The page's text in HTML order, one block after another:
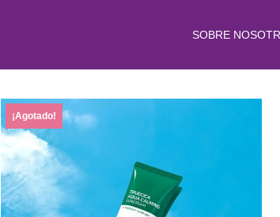
SOBRE
¡Agotado!